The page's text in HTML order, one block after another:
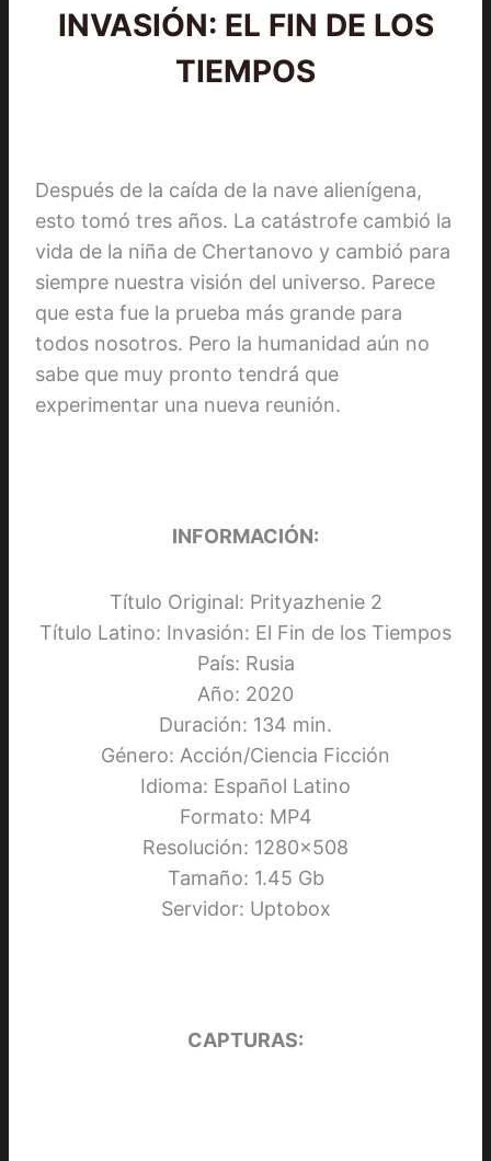
INVASIÓN: EL FIN DE LOS
TIEMPOS
Después de la caída de la nave alienígena,
esto tomó tres años. La catástrofe cambió la
vida de la niña de Chertanovo y cambió para
siempre nuestra visión del universo. Parece
que esta fue la prueba más grande para
todos nosotros. Pero la humanidad aún no
sabe que muy pronto tendrá que
experimentar una nueva reunión.
INFORMACIÓN:
Título Original: Prityazhenie 2
Título Latino: Invasión: El Fin de los Tiempos
País: Rusia
Año: 2020
Duración: 134 min.
Género: Acción/Ciencia Ficción
Idioma: Español Latino
Formato: MP4
Resolución: 1280×508
Tamaño: 1.45 Gb
Servidor: Uptobox
CAPTURAS: